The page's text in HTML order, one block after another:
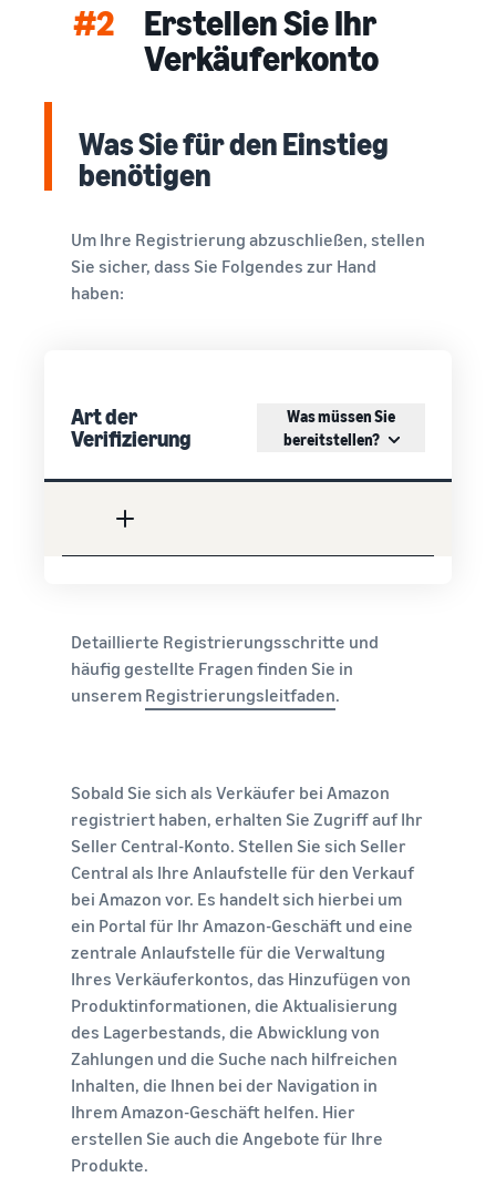
#2
Erstellen Sie Ihr
Verkäuferkonto
Was Sie für den Einstieg
benötigen
Um Ihre Registrierung abzuschließen, stellen
Sie sicher, dass Sie Folgendes zur Hand
haben:
Art der
Verifizierung
Was müssen Sie
bereitstellen?
Detaillierte Registrierungsschritte und
häufig gestellte Fragen finden Sie in
unserem Registrierungsleitfaden.
Sobald Sie sich als Verkäufer bei Amazon
registriert haben, erhalten Sie Zugriff auf Ihr
Seller Central-Konto. Stellen Sie sich Seller
Central als Ihre Anlaufstelle für den Verkauf
bei Amazon vor. Es handelt sich hierbei um
ein Portal für Ihr Amazon-Geschäft und eine
zentrale Anlaufstelle für die Verwaltung
Ihres Verkäuferkontos, das Hinzufügen von
Produktinformationen, die Aktualisierung
des Lagerbestands, die Abwicklung von
Zahlungen und die Suche nach hilfreichen
Inhalten, die Ihnen bei der Navigation in
Ihrem Amazon-Geschäft helfen. Hier
erstellen Sie auch die Angebote für Ihre
Produkte.